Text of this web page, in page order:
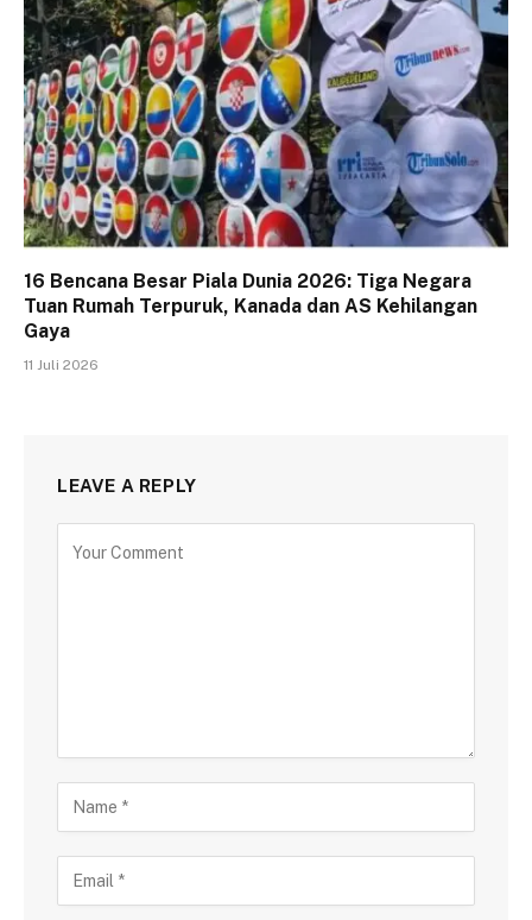
16 Bencana Besar Piala Dunia 2026: Tiga Negara
Tuan Rumah Terpuruk, Kanada dan AS Kehilangan
Gaya
11 Juli 2026
LEAVE A REPLY